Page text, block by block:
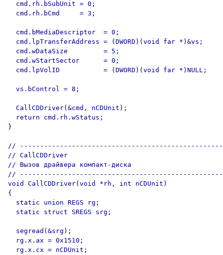
  cmd.rh.bSubUnit = 0;
  cmd.rh.bCmd     = 3;
  cmd.bMediaDescriptor  = 0;
  cmd.lpTransferAddress = (DWORD)(void far *)&vs;
  cmd.wDataSize         = 5;
  cmd.wStartSector      = 0;
  cmd.lpVolID           = (DWORD)(void far *)NULL;
  vs.bControl = 8;
  CallCDDriver(&cmd, nCDUnit);
  return cmd.rh.wStatus;
}
// ---------------------------------------------------
// CallCDDriver
// Вызов драйвера компакт-диска
// ---------------------------------------------------
void CallCDDriver(void *rh, int nCDUnit)
{
  static union REGS rg;
  static struct SREGS srg;
  segread(&srg);
  rg.x.ax = 0x1510;
  rg.x.cx = nCDUnit;